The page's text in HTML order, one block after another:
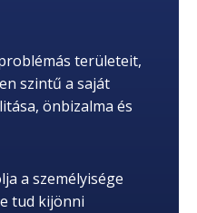
területeit,
szintű a saját
önbizalma és
a személyisége
tud kijönni